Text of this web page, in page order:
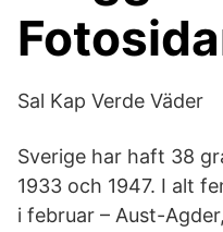
Sal Kap Verde Väder
Sverige har haft 38
1933 och 1947. I alt
i februar – Aust-